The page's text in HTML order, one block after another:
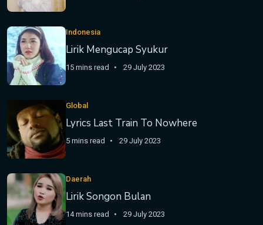
Indonesia
Lirik Mengucap Syukur
15 mins read 29 July 2023
Global
Lyrics Last Train To Nowhere
5 mins read 29 July 2023
Daerah
Lirik Songon Bulan
14 mins read 29 July 2023